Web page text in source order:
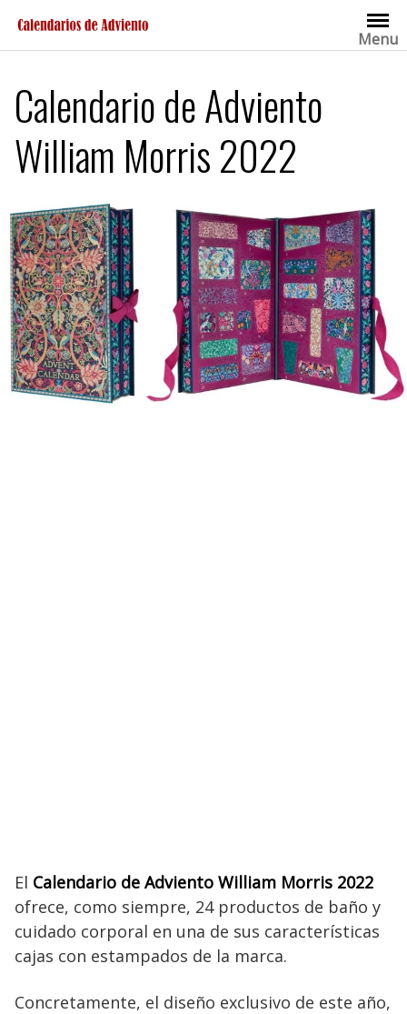
contenido
Menu
Calendario de Adviento
William Morris 2022
El Calendario de Adviento William Morris 2022
ofrece, como siempre, 24 productos de baño y
cuidado corporal en una de sus características
cajas con estampados de la marca.
Concretamente, el diseño exclusivo de este año,